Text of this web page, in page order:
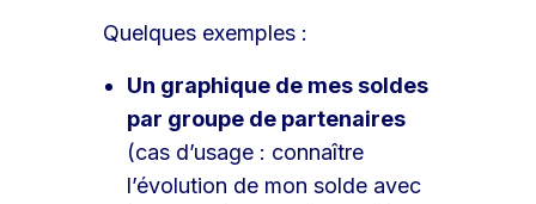
Quelques exemples :
Un graphique de mes soldes
par groupe de partenaires
(cas d’usage : connaître
l’évolution de mon solde avec